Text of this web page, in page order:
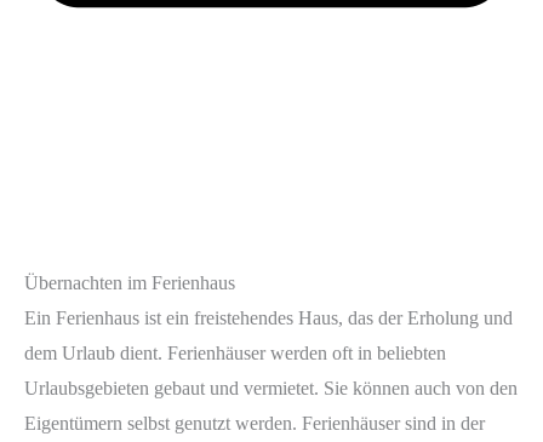
Übernachten im Ferienhaus
Ein Ferienhaus ist ein freistehendes Haus, das der Erholung und
dem Urlaub dient. Ferienhäuser werden oft in beliebten
Urlaubsgebieten gebaut und vermietet. Sie können auch von den
Eigentümern selbst genutzt werden. Ferienhäuser sind in der